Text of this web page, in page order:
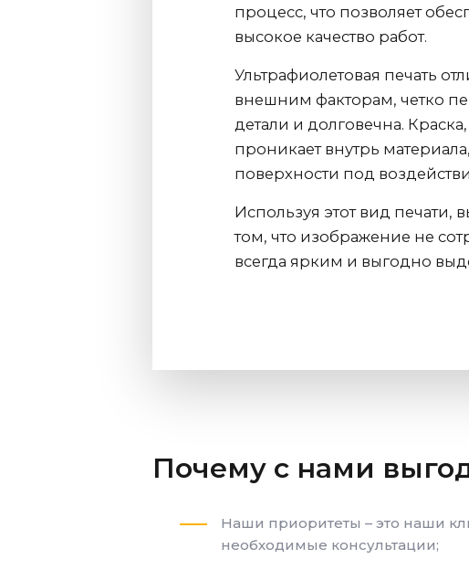
процесс, что позволяет
высокое качество работ.
Ультрафиолетовая печать
внешним факторам, четко
детали и долговечна.
проникает внутрь
поверхности под
Используя этот вид печати,
том, что изображение не
всегда ярким и выгодно
Почему с нами
Наши приоритеты – это наши
необходимые консультации;